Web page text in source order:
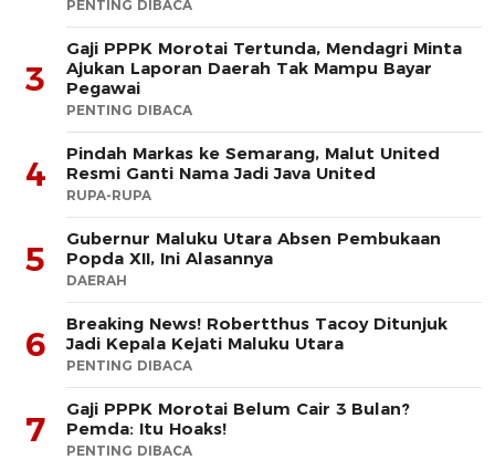
PENTING DIBACA
3
Gaji PPPK Morotai Tertunda, Mendagri Minta
Ajukan Laporan Daerah Tak Mampu Bayar
Pegawai
PENTING DIBACA
4
Pindah Markas ke Semarang, Malut United
Resmi Ganti Nama Jadi Java United
RUPA-RUPA
5
Gubernur Maluku Utara Absen Pembukaan
Popda XII, Ini Alasannya
DAERAH
6
Breaking News! Robertthus Tacoy Ditunjuk
Jadi Kepala Kejati Maluku Utara
PENTING DIBACA
7
Gaji PPPK Morotai Belum Cair 3 Bulan?
Pemda: Itu Hoaks!
PENTING DIBACA